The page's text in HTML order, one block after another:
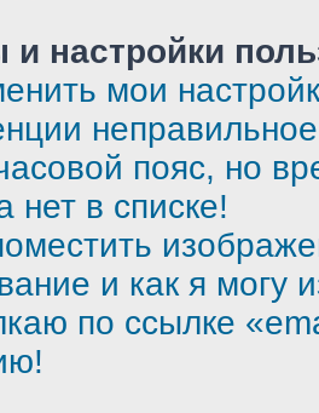
настройки
мои
пояс, но
нет в списке!
и как я могу
по ссылке